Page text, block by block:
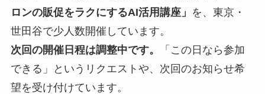
ロンの販促をラクにするAI活用講座」 を、東京・
世田谷で少人数開催しています。
次回の開催日程は調整中です。
「この日なら参加
できる」というリクエストや、次回のお知らせ希
望を受け付けています。